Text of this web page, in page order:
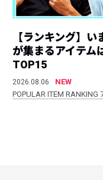
【ランキング】
が集まるアイテム
TOP15
2026.08.06
NEW
POPULAR ITEM